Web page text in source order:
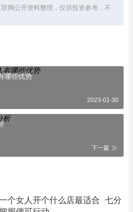
网公开资料整理，仅供投资参考，不
哪些优势
2023-01-30
下一篇
个女人开个什么店最适合  七分